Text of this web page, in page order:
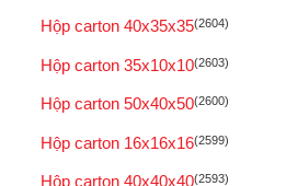
Hộp carton 40x35x35(2604)
Hộp carton 35x10x10(2603)
Hộp carton 50x40x50(2600)
Hộp carton 16x16x16(2599)
Hộp carton 40x40x40(2593)